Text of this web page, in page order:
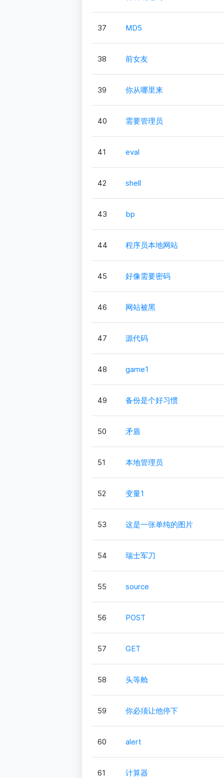
37 MD5
38 前女友
39 你从哪里来
40 需要管理员
41 eval
42 shell
43 bp
44 程序员本地网站
45 好像需要密码
46 网站被黑
47 源代码
48 game1
49 备份是个好习惯
50 矛盾
51 本地管理员
52 变量1
53 这是一张单纯的图片
54 瑞士军刀
55 source
56 POST
57 GET
58 头等舱
59 你必须让他停下
60 alert
61 计算器